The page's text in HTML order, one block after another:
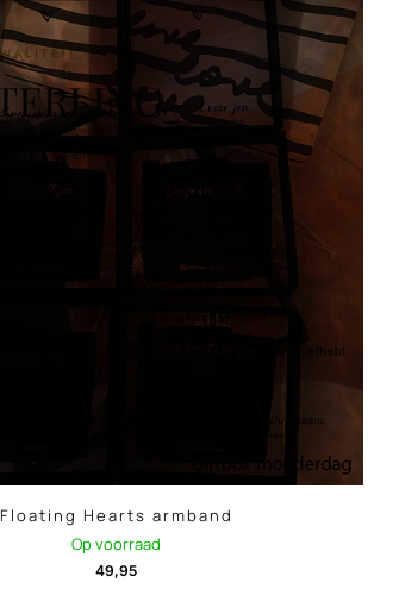
Floating Hearts armband
Op voorraad
49,95